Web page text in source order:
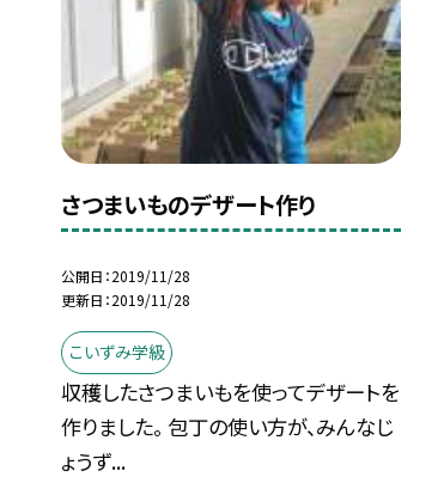
さつまいものデザート作り
公開日 2019/11/28
更新日 2019/11/28
こいずみ学級
収穫したさつまいもを使ってデザートを
作りました。 包丁の使い方が、みんなじ
ょうず...